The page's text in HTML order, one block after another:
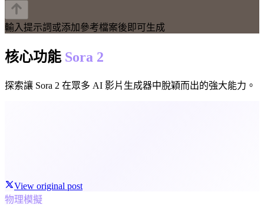
輸入提示詞或添加參考檔案後即可生成
核心功能 Sora 2
探索讓 Sora 2 在眾多 AI 影片生成器中脫穎而出的強大能力。
View original post
物理模擬